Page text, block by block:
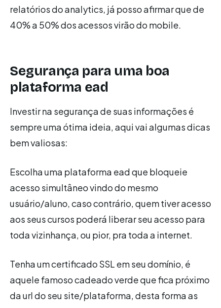
relatórios do analytics, já posso afirmar que de
40% a 50% dos acessos virão do mobile.
Segurança para uma boa
plataforma ead
Investir na segurança de suas informações é
sempre uma ótima ideia, aqui vai algumas dicas
bem valiosas:
Escolha uma plataforma ead que bloqueie
acesso simultâneo vindo do mesmo
usuário/aluno, caso contrário, quem tiver acesso
aos seus cursos poderá liberar seu acesso para
toda vizinhança, ou pior, pra toda a internet.
Tenha um certificado SSL em seu domínio, é
aquele famoso cadeado verde que fica próximo
da url do seu site/plataforma, desta forma as